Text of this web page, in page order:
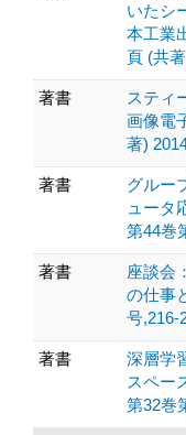
いたシ
本工業
頁 (共
著書
スティ
画像電
著)
著書
グルー
ュータ
第44巻
著書
座談会
の仕事
号,216-
著書
深層学
スペー
第32巻